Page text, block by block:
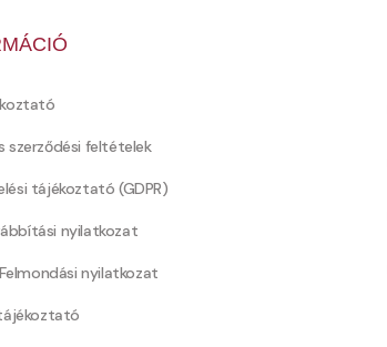
szerződési feltételek
tájékoztató (GDPR)
nyilatkozat
nyilatkozat